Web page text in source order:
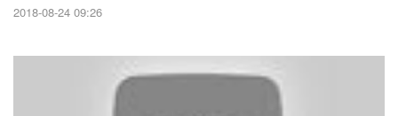
2018-08-24 09:26